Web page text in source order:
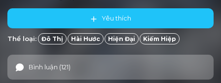
Yêu thích
Thể loại: Đô Thị Hài Hước Hiện Đại Kiếm Hiệp
Bình luận (121)